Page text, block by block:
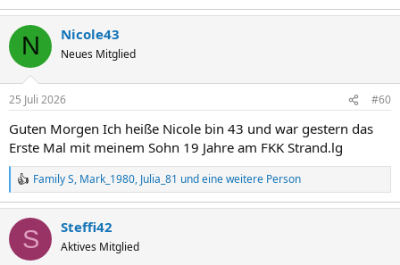
N Nicole43
Neues Mitglied
25 Juli 2026 #60
Guten Morgen Ich heiße Nicole bin 43 und war gestern das
Erste Mal mit meinem Sohn 19 Jahre am FKK Strand.lg
R
e
k
i
Family S, Mark_1980, Julia_81 und eine weitere Person
S Steffi42
Aktives Mitglied